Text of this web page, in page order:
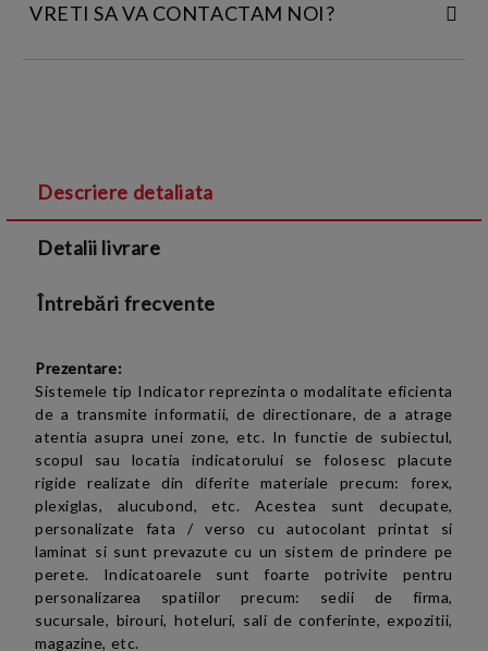
VRETI SA VA CONTACTAM NOI?
Politica de confidentialitate
Descriere detaliata
Detalii livrare
Întrebări frecvente
Prezentare:
Sistemele tip Indicator reprezinta o modalitate eficienta
de a transmite informatii,de directionare, de a atrage
atentia asupra unei zone, etc. In functie de subiectul,
scopul sau locatia indicatorului se folosesc placute
rigide realizate din diferite materiale precum: forex,
plexiglas, alucubond, etc. Acestea sunt decupate,
personalizate fata / verso cu autocolant printat si
laminat si sunt prevazute cu un sistem de prindere pe
perete. Indicatoarele sunt foarte potrivite pentru
personalizarea spatiilor precum: sedii de firma,
sucursale, birouri, hoteluri, sali de conferinte, expozitii,
magazine, etc.